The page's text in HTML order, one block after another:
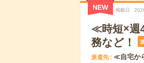
NEW 掲載日
≪時短×週
務など！
派遣先 ≪自宅か